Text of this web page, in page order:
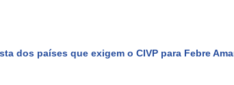
dos países que exigem o CIVP para Febre